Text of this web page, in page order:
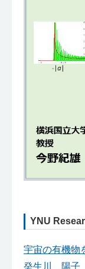
YNU
宇宙の有機物
癸生川 陽子